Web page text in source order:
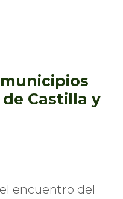
Castilla y
encuentro del